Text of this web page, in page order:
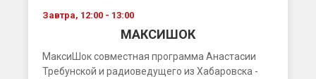
Завтра, 12:00 - 13:00
МАКСИШОК
МаксиШок совместная программа Анастасии
Требунской и радиоведущего из Хабаровска -